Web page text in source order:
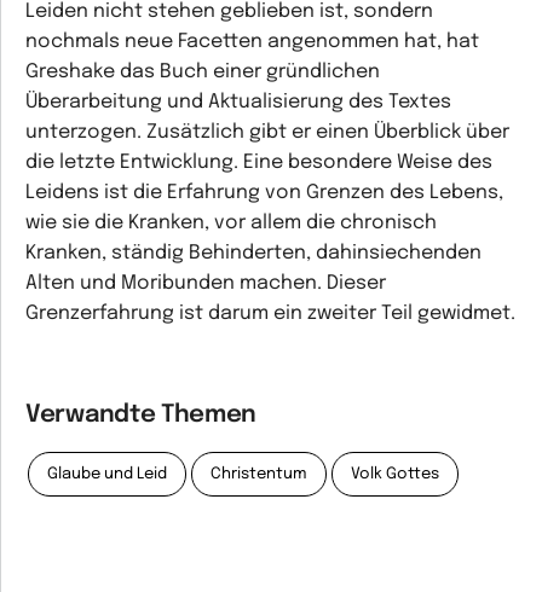
Leiden nicht stehen geblieben ist, sondern
nochmals neue Facetten angenommen hat, hat
Greshake das Buch einer gründlichen
Überarbeitung und Aktualisierung des Textes
unterzogen. Zusätzlich gibt er einen Überblick über
die letzte Entwicklung. Eine besondere Weise des
Leidens ist die Erfahrung von Grenzen des Lebens,
wie sie die Kranken, vor allem die chronisch
Kranken, ständig Behinderten, dahinsiechenden
Alten und Moribunden machen. Dieser
Grenzerfahrung ist darum ein zweiter Teil gewidmet.
Verwandte Themen
Glaube und Leid Christentum Volk Gottes